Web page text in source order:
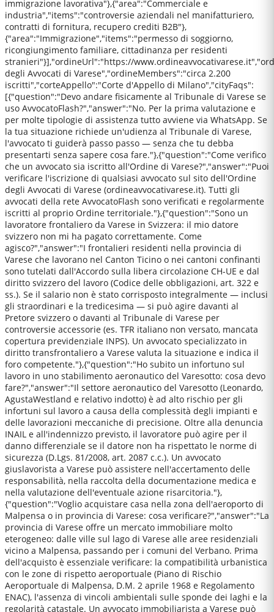
immigrazione lavorativa"},{"area":"Commerciale e
industria","items":"controversie aziendali nel manifatturiero,
contratti di fornitura, recupero crediti B2B"},
{"area":"Immigrazione","items":"permesso di soggiorno,
ricongiungimento familiare, cittadinanza per residenti
stranieri"}],"ordineUrl":"https://
degli Avvocati di Varese","ordineMembers":"circa 2.200
iscritti","corteAppello":"Corte d'Appello di Milano","cityFaqs":
[{"question":"Devo andare fisicamente al Tribunale di Varese se
uso AvvocatoFlash?","answer":"No. Per la prima valutazione e
per molte tipologie di assistenza tutto avviene via WhatsApp. Se
la tua situazione richiede un'udienza al Tribunale di Varese,
l'avvocato ti guiderà passo passo — senza che tu debba
presentarti senza sapere cosa fare."},{"question":"Come verifico
che un avvocato sia iscritto all'Ordine di Varese?","answer":"Puoi
verificare l'iscrizione di qualsiasi avvocato sul sito dell'Ordine
degli Avvocati di Varese (ordineavvocativarese.it). Tutti gli
avvocati della rete AvvocatoFlash sono verificati e regolarmente
iscritti al proprio Ordine territoriale."},{"question":"Sono un
lavoratore frontaliero da Varese in Svizzera: il mio datore
svizzero non mi ha pagato correttamente. Come
agisco?","answer":"I frontalieri residenti nella provincia di
Varese che lavorano nel Canton Ticino o nei cantoni confinanti
sono tutelati dall'Accordo sulla libera circolazione CH-UE e dal
diritto svizzero del lavoro (Codice delle obbligazioni, art. 322 e
ss.). Se il salario non è stato corrisposto integralmente — inclusi
gli straordinari e la tredicesima — si può agire davanti al
Pretore svizzero o davanti al Tribunale di Varese per
controversie accessorie (es. TFR italiano non versato, mancata
copertura previdenziale INPS). Un avvocato specializzato in
diritto transfrontaliero a Varese valuta la situazione e indica il
foro competente."},{"question":"Ho subito un infortuno sul
lavoro in uno stabilimento aeronautico del Varesotto: cosa devo
fare?","answer":"Il settore aeronautico del Varesotto (Leonardo,
AgustaWestland e relativo indotto) è ad alto rischio per gli
infortuni sul lavoro a causa della complessità degli impianti e
delle lavorazioni meccaniche di precisione. Oltre alla denuncia
INAIL e all'indennizzo previsto, il lavoratore può agire per il
danno differenziale se il datore non ha rispettato le norme di
sicurezza (D.Lgs. 81/2008, art. 2087 c.c.). Un avvocato
giuslavorista a Varese può assistere nell'accertamento delle
responsabilità, nella raccolta della documentazione medica e
nella valutazione dell'eventuale azione risarcitoria."},
{"question":"Voglio acquistare casa nella zona dell'aeroporto di
Malpensa o in provincia di Varese: cosa verificare?","answer":"La
provincia di Varese offre un mercato immobiliare molto
eterogeneo: dalle ville sul lago di Varese alle aree residenziali
vicino a Malpensa, passando per i comuni del Verbano. Prima
dell'acquisto è essenziale verificare: la compatibilità urbanistica
con le zone di rispetto aeroportuale (Piano di Rischio
Aeroportuale di Malpensa, D.M. 2 aprile 1968 e Regolamento
ENAC), l'assenza di vincoli ambientali sulle sponde dei laghi e la
regolarità catastale. Un avvocato immobiliarista a Varese può